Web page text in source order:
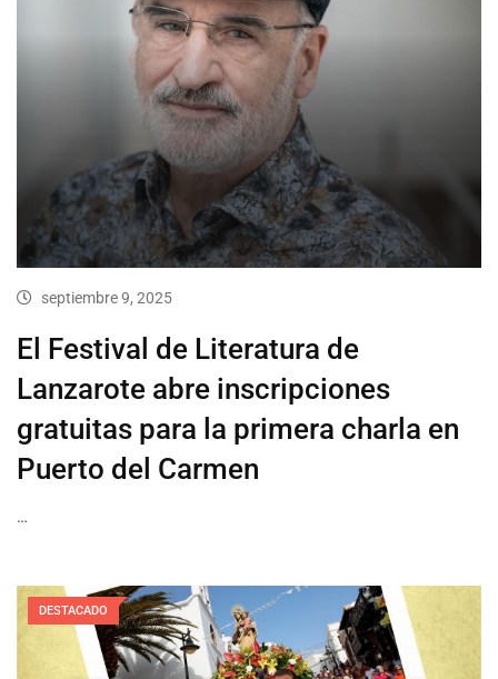
septiembre 9, 2025
El Festival de Literatura de
Lanzarote abre inscripciones
gratuitas para la primera charla en
Puerto del Carmen
…
DESTACADO